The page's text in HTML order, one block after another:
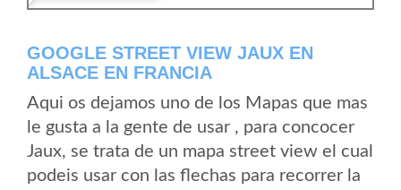
GOOGLE STREET VIEW JAUX EN
ALSACE EN FRANCIA
Aqui os dejamos uno de los Mapas que mas
le gusta a la gente de usar , para concocer
Jaux, se trata de un mapa street view el cual
podeis usar con las flechas para recorrer la